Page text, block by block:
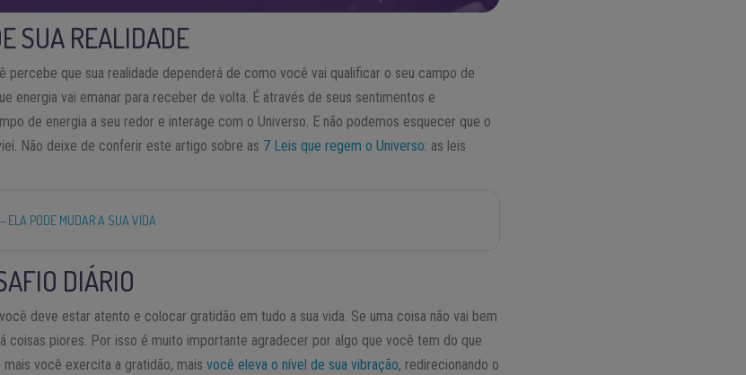
SUA REALIDADE
percebe que sua realidade dependerá de como você vai qualificar o seu campo de
energia vai emanar para receber de volta. É através de seus sentimentos e
de energia a seu redor e interage com o Universo. E não podemos esquecer que o
Não deixe de conferir este artigo sobre as 7 Leis que regem o Universo: as leis
ELA PODE MUDAR A SUA VIDA
DIÁRIO
deve estar atento e colocar gratidão em tudo a sua vida. Se uma coisa não vai bem
coisas piores. Por isso é muito importante agradecer por algo que você tem do que
mais você exercita a gratidão, maisvocê eleva o nível de sua vibração, redirecionando o